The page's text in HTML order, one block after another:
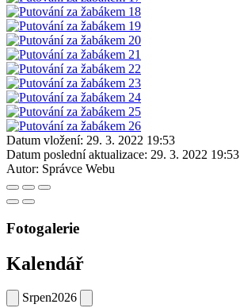
Datum vložení: 29. 3. 2022 19:53
Datum poslední aktualizace: 29. 3. 2022 19:53
Autor: Správce Webu
Fotogalerie
Kalendář
Srpen2026